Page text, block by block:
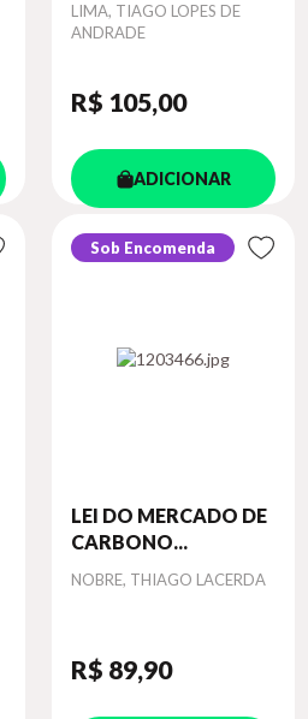
Autor
LIMA, TIAGO LOPES DE
ANDRADE
R$ 105,00
ADICIONAR
Sob Encomenda
LEI DO MERCADO DE
CARBONO...
Autor
NOBRE, THIAGO LACERDA
R$ 89,90